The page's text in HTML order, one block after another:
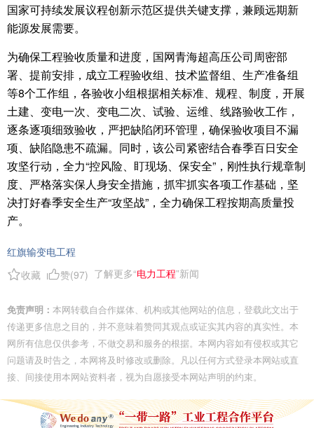
国家可持续发展议程创新示范区提供关键支撑，兼顾远期新
能源发展需要。
为确保工程验收质量和进度，国网青海超高压公司周密部
署、提前安排，成立工程验收组、技术监督组、生产准备组
等8个工作组，各验收小组根据相关标准、规程、制度，开展
土建、变电一次、变电二次、试验、运维、线路验收工作，
逐条逐项细致验收，严把缺陷闭环管理，确保验收项目不漏
项、缺陷隐患不疏漏。同时，该公司紧密结合春季百日安全
攻坚行动，全力“控风险、盯现场、保安全”，刚性执行规章制
度、严格落实保人身安全措施，抓牢抓实各项工作基础，坚
决打好春季安全生产“攻坚战”，全力确保工程按期高质量投
产。
红旗输变电工程
收藏
赞(97) 了解更多“电力工程”新闻
免责声明： 本网转载自合作媒体、机构或其他网站的信息，登载此文出于
传递更多信息之目的，并不意味着赞同其观点或证实其内容的真实性。本
网所有信息仅供参考，不做交易和服务的根据。本网内容如有侵权或其它
问题请及时告之，本网将及时修改或删除。凡以任何方式登录本网站或直
接、间接使用本网站资料者，视为自愿接受本网站声明的约束。